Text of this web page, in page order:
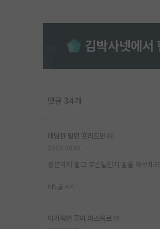
댓글 34개
대담한 밀턴 프리드먼
흥분하지 말고 무슨일인지 말을 해보세요.
대댓글 쓰기
이기적인 루이 파스퇴르